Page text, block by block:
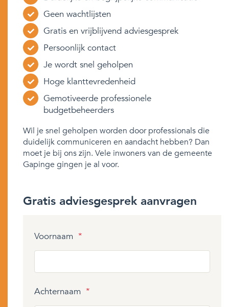
Geen wachtlijsten
Gratis en vrijblijvend adviesgesprek
Persoonlijk contact
Je wordt snel geholpen
Hoge klanttevredenheid
Gemotiveerde professionele
budgetbeheerders
Wil je snel geholpen worden door professionals die
duidelijk communiceren en aandacht hebben? Dan
moet je bij ons zijn. Vele inwoners van de gemeente
Gapinge gingen je al voor.
Gratis adviesgesprek aanvragen
Voornaam *
Achternaam *